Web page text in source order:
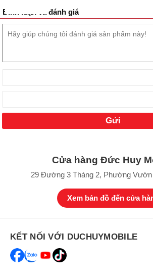
Bình luận và đánh giá
Cửa hàng Đức Huy
29 Đường 3 Tháng 2, Phường Vườn
Xem bản đồ đến cửa
KẾT NỐI VỚI DUCHUYMOBILE